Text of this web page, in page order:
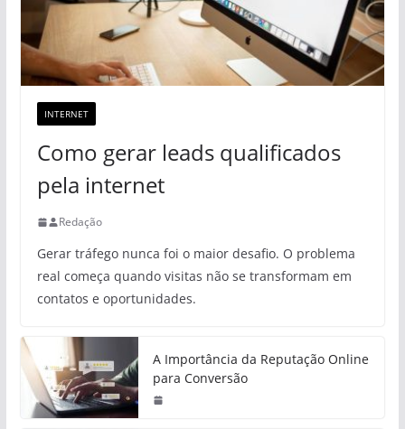
INTERNET
Como gerar leads qualificados
pela internet
Redação
Gerar tráfego nunca foi o maior desafio. O problema
real começa quando visitas não se transformam em
contatos e oportunidades.
A Importância da Reputação Online
para Conversão